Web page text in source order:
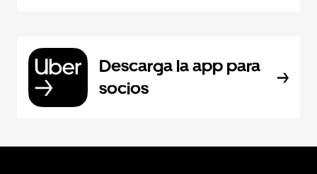
Descarga la app para
socios